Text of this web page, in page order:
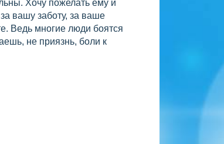
Хочу пожелать ему и
вашу заботу, за ваше
Ведь многие люди боятся
не приязнь, боли к